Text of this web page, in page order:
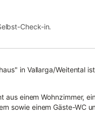
Check-in.
in Vallarga/Weitental
einem Wohnzimmer,
sowie einem Gäste-WC
WLAN (für Videoanrufe